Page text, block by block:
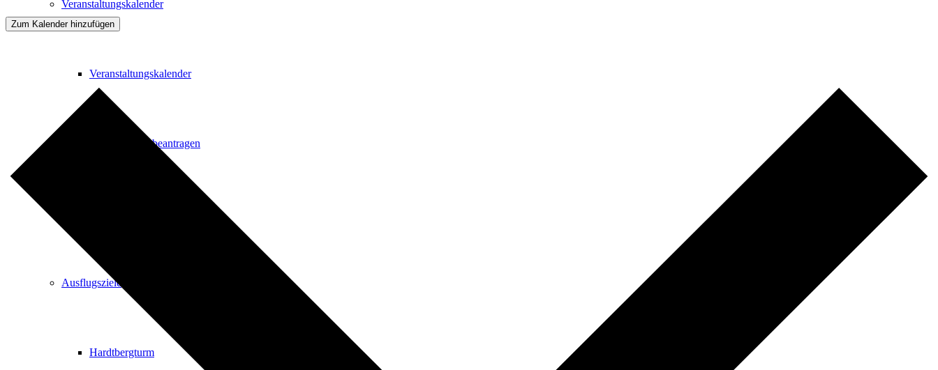
Veranstaltungskalender
Veranstaltungskalender
Veranstaltung beantragen
Ausflugsziele
Hardtbergturm
Zum Kalender hinzufügen